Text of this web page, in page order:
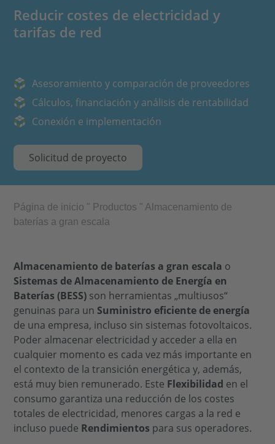
Reducir costes de electricidad y
tarifas de red
Asesoramiento y comparación de proveedores
Cálculos, financiación y análisis de rentabilidad
Conexión e implementación
Solicitud de proyecto
Página de inicio " Productos " Almacenamiento de
baterías a gran escala
Almacenamiento de baterías a gran escala o
Sistemas de Almacenamiento de Energía en
Baterías (BESS) son herramientas „multiusos“
genuinas para un Suministro eficiente de energía
de una empresa, incluso sin sistemas fotovoltaicos.
Poder almacenar electricidad y acceder a ella en
cualquier momento es cada vez más importante en
el contexto de la transición energética y, además,
está muy bien remunerado. Este Flexibilidad en el
consumo garantiza una reducción de los costes
totales de electricidad, menores cargas a la red e
incluso puede Rendimientos para sus operadores.